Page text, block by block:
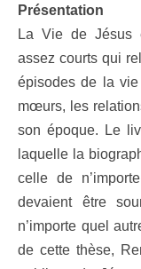
Présentation
La Vie de Jésus
assez courts qui
épisodes de la
mœurs, les
son époque. Le
laquelle la
celle de
devaient être
n’importe quel
de cette thèse,